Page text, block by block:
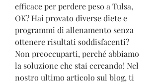
efficace per perdere peso a Tulsa,
OK? Hai provato diverse diete e
programmi di allenamento senza
ottenere risultati soddisfacenti?
Non preoccuparti, perché abbiamo
la soluzione che stai cercando! Nel
nostro ultimo articolo sul blog, ti